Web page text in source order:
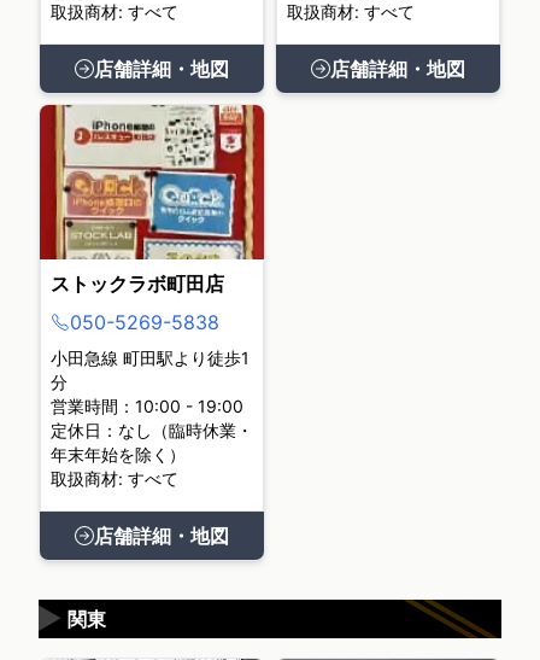
取扱商材: すべて
店舗詳細・地図
取扱商材: すべて
店舗詳細・地図
ストックラボ町田店
050-5269-5838
小田急線 町田駅より徒歩1
分
営業時間：10:00 - 19:00
定休日：なし（臨時休業・
年末年始を除く）
取扱商材: すべて
店舗詳細・地図
関東
▶